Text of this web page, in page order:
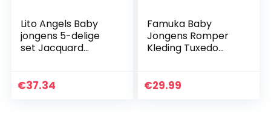
Lito Angels Baby
jongens 5-delige
set Jacquard
Pageboy Pak
€37.34
Famuka Baby
Jongens Romper
Kleding Tuxedo
€29.99